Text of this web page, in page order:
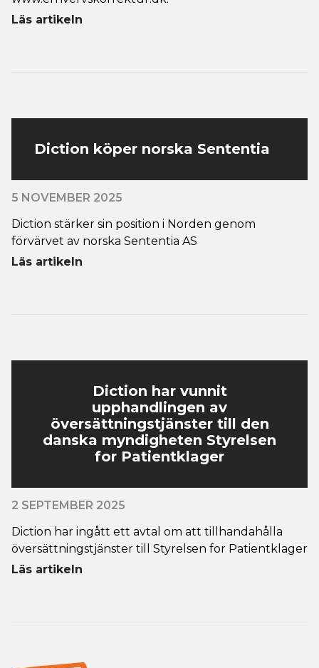
Läs artikeln
Diction köper norska Sententia
5 NOVEMBER 2025
Diction stärker sin position i Norden genom
förvärvet av norska Sententia AS
Läs artikeln
Diction har vunnit
upphandlingen av
översättningstjänster till den
danska myndigheten Styrelsen
for Patientklager
2 SEPTEMBER 2025
Diction har ingått ett avtal om att tillhandahålla
översättningstjänster till Styrelsen for Patientklager
Läs artikeln